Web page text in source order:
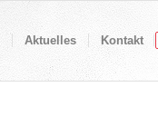
Aktuelles Kontakt